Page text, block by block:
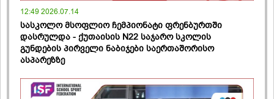
12:49 2026.07.14
სასკოლო მსოფლიო ჩემპიონატი ფრენბურთში
დასრულდა - ქუთაისის N22 საჯარო სკოლის
გუნდების პირველი ნაბიჯები საერთაშორისო
ასპარეზზე